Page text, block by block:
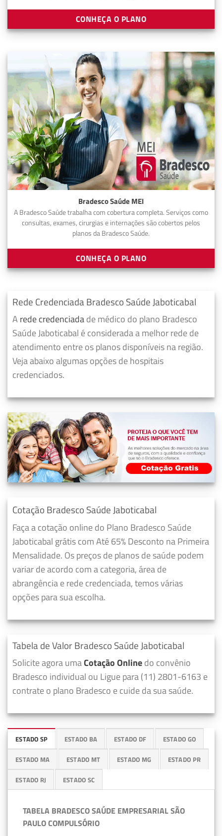
CONHEÇA O PLANO
Bradesco Saúde MEI
A Bradesco Saúde trabalha com cobertura completa. Serviços como
consultas, exames, cirurgias e internações são cobertos pelos
planos da Bradesco Saúde.
CONHEÇA O PLANO
Rede Credenciada Bradesco Saúde Jaboticabal
A rede credenciadade médico do plano Bradesco
Saúde Jaboticabal é considerada a melhor rede de
atendimento entre os planos disponíveis na região.
Veja abaixo algumas opções de hospitais
credenciados.
Cotação Bradesco Saúde Jaboticabal
Faça a cotação online do Plano Bradesco Saúde
Jaboticabal grátis com Até 65% Desconto na Primeira
Mensalidade. Os preços de planos de saúde podem
variar de acordo com a categoria, área de
abrangência e rede credenciada, temos várias
opções para sua escolha.
Tabela de Valor Bradesco Saúde Jaboticabal
Solicite agora umaCotação Onlinedo convênio
Bradesco individual ou Ligue para (11) 2801-6163 e
contrate o plano Bradesco e cuide da sua saúde.
ESTADO SP ESTADO BA ESTADO DF ESTADO GO
ESTADO MA ESTADO MT ESTADO MG ESTADO PR
ESTADO RJ ESTADO SC
TABELA BRADESCO SAÚDE EMPRESARIAL SÃO
PAULO COMPULSÓRIO